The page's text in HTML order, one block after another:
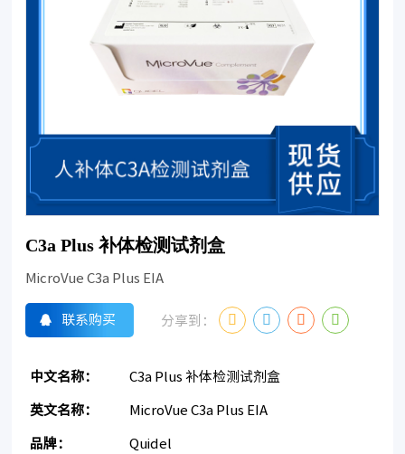
C3a Plus 补体检测试剂盒
MicroVue C3a Plus EIA
联系购买 分享到：
中文名称： C3a Plus 补体检测试剂盒
英文名称： MicroVue C3a Plus EIA
品牌： Quidel